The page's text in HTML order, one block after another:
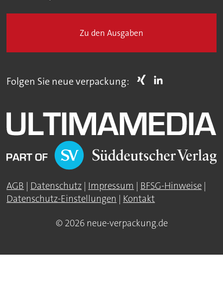
Zu den Ausgaben
Folgen Sie neue verpackung:
AGB | Datenschutz | Impressum | BFSG-Hinweise |
Datenschutz-Einstellungen | Kontakt
© 2026 neue-verpackung.de